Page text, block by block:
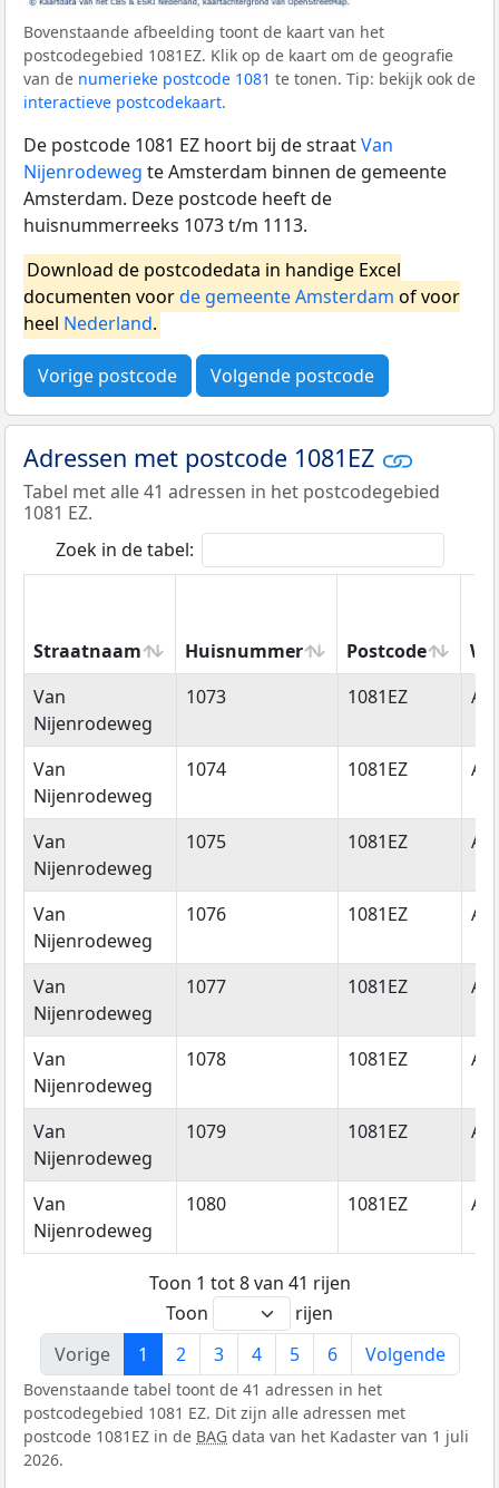
Bovenstaande afbeelding toont de kaart van het
postcodegebied 1081EZ. Klik op de kaart om de geografie
van de numerieke postcode 1081 te tonen. Tip: bekijk ook de
interactieve postcodekaart.
De postcode 1081 EZ hoort bij de straatVan
Nijenrodeweg te Amsterdam binnen de gemeente
Amsterdam. Deze postcode heeft de
huisnummerreeks 1073 t/m 1113.
Download de postcodedata in handige Excel
documenten voorde gemeente Amsterdam of voor
heel Nederland.
Vorige postcode Volgende postcode
Adressen met postcode 1081EZ
Tabel met alle 41 adressen in het postcodegebied
1081 EZ.
Zoek in de tabel:
Straatnaam Huisnummer Postcode
Straatnaam
Huisnummer Postcode
Van
Nijenrodeweg
1073 1081EZ
Van
Nijenrodeweg
1074 1081EZ
Van
Nijenrodeweg
1075 1081EZ
Van
Nijenrodeweg
1076 1081EZ
Van
Nijenrodeweg
1077 1081EZ
Van
Nijenrodeweg
1078 1081EZ
Van
Nijenrodeweg
1079 1081EZ
Van
Nijenrodeweg
1080 1081EZ
Toon 1 tot 8 van 41 rijen
Toon
rijen
Vorige
1 2 3 4 5 6 Volgende
Bovenstaande tabel toont de 41 adressen in het
postcodegebied 1081 EZ. Dit zijn alle adressen met
postcode 1081EZ in de BAG data van het Kadaster van 1 juli
2026.